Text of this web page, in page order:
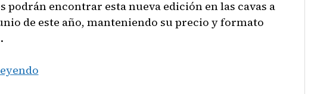
podrán encontrar esta nueva edición en las cavas a
de este año, manteniendo su precio y formato
El